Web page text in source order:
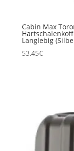
Cabin Max
Langlebig
53,45€